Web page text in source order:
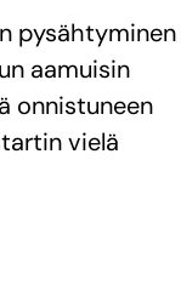
pysähtyminen
aamuisin
onnistuneen
vielä